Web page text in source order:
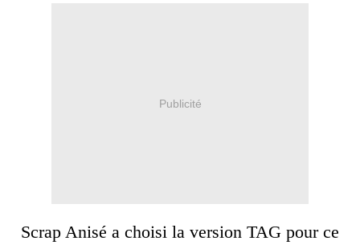
Publicité
Scrap Anisé a choisi la version TAG pour ce